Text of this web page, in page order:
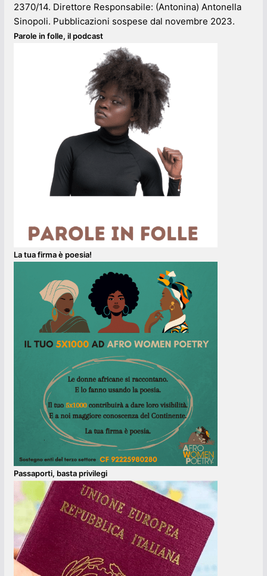
2370/14. Direttore Responsabile: (Antonina) Antonella
Sinopoli. Pubblicazioni sospese dal novembre 2023.
Parole in folle, il podcast
La tua firma è poesia!
Passaporti, basta privilegi